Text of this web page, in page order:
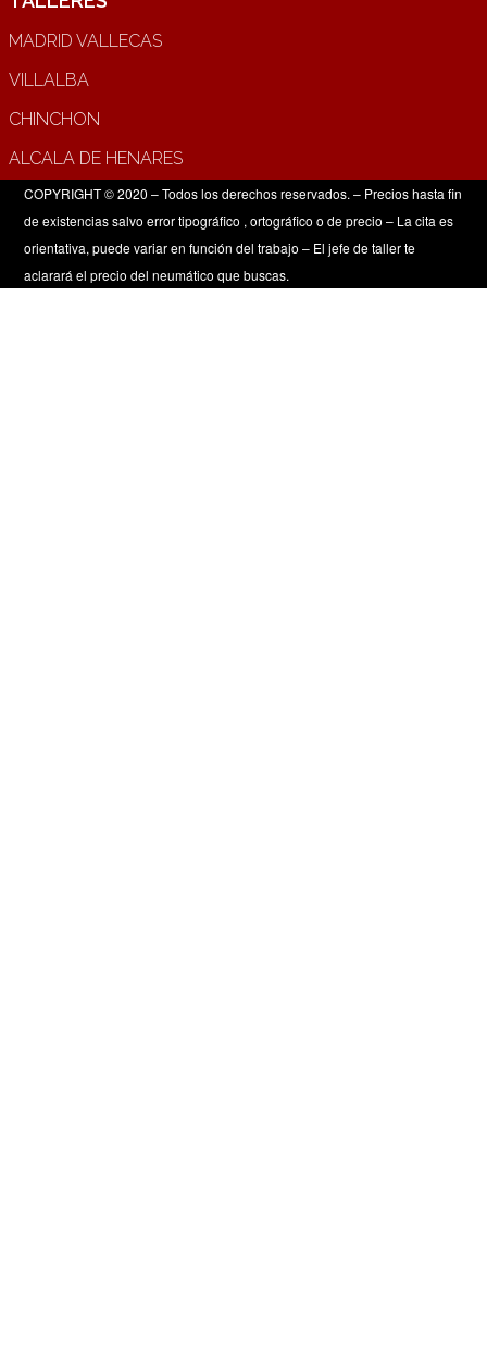
MADRID VALLECAS
VILLALBA
CHINCHON
ALCALA DE HENARES
COPYRIGHT © 2020 – Todos los derechos reservados. – Precios hasta fin
de existencias salvo error tipográfico , ortográfico o de precio – La cita es
orientativa, puede variar en función del trabajo – El jefe de taller te
aclarará el precio del neumático que buscas.